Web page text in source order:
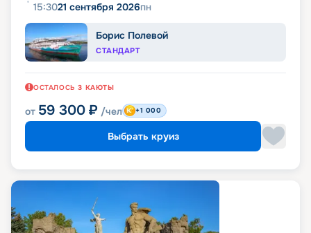
15:3021 сентября 2026пн
Борис Полевой
СТАНДАРТ
ОСТАЛОСЬ 3 КАЮТЫ
от 59 300 ₽ /чел +1 000
Выбрать круиз